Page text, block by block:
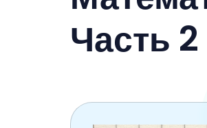
4 класс
5 класс
Часть 2